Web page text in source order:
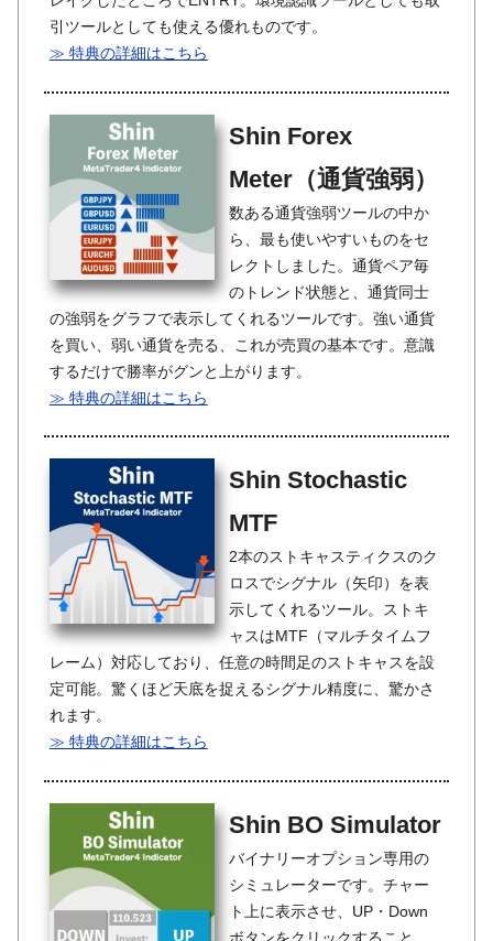
引ツールとしても使える優れものです。
≫ 特典の詳細はこちら
Shin Forex
Meter（通貨強弱）
数ある通貨強弱ツールの中か
ら、最も使いやすいものをセ
レクトしました。通貨ペア毎
のトレンド状態と、通貨同士
の強弱をグラフで表示してくれるツールです。強い通貨
を買い、弱い通貨を売る、これが売買の基本です。意識
するだけで勝率がグンと上がります。
≫ 特典の詳細はこちら
Shin Stochastic
MTF
2本のストキャスティクスのク
ロスでシグナル（矢印）を表
示してくれるツール。ストキ
ャスはMTF（マルチタイムフ
レーム）対応しており、任意の時間足のストキャスを設
定可能。驚くほど天底を捉えるシグナル精度に、驚かさ
れます。
≫ 特典の詳細はこちら
Shin BO Simulator
バイナリーオプション専用の
シミュレーターです。チャー
ト上に表示させ、UP・Down